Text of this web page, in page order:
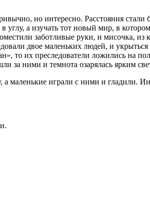
но интересно. Расстояния
а изучать тот новый мир, в
заботливые руки, и мисочка,
двое маленьких людей, и
то их преследователи ложились на
за ними и темнота озарялась ярким
маленькие играли с ними и гладили.